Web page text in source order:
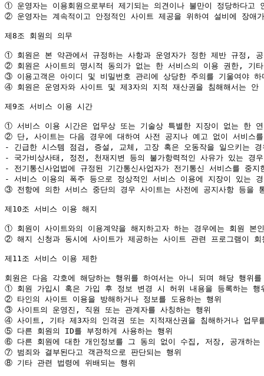
①
② 운영자는 계속적이고 안정적인 사이트 제공을 위하여 설비에 장
제8조 회원의 의무
①
②
③
④ 회원은 운영자와 사이트 및 제3자의 지적 재산권을 침해해서는 안
제9조 서비스 이용 시간
①
② 단, 사이트는 다음 경우에 대하여 사전 공지나 예고 없이 서비스
- 긴급한 시스템 점검, 증설, 교체, 고장 혹은 오동작을 일으키는 경
- 국가비상사태, 정전, 천재지변 등의 불가항력적인 사유가 있는 경우
- 전기통신사업법에 규정된 기간통신사업자가 전기통신 서비스를 중지
③ 전항에 의한 서비스 중단의 경우 사이트는 사전에 공지사항 등을
제10조 서비스 이용 해지
①
② 해지 신청과 동시에 사이트가 제공하는 사이트 관련 프로그램이
제11조 서비스 이용 제한
①
②
③
④
⑤
⑥
⑦
⑧ 기타 관련 법령에 위배되는 행위